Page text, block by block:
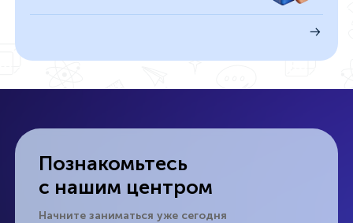
Познакомьтесь
с нашим центром
Начните заниматься уже сегодня